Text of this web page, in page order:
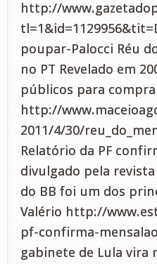
http://
poupar-Palocci Réu
no PT Revelado em
públicos para
http://
2011/4/30/
Relatório da PF
divulgado pela
do BB foi um dos
Valério http://
pf-confirma-
gabinete de Lula vira